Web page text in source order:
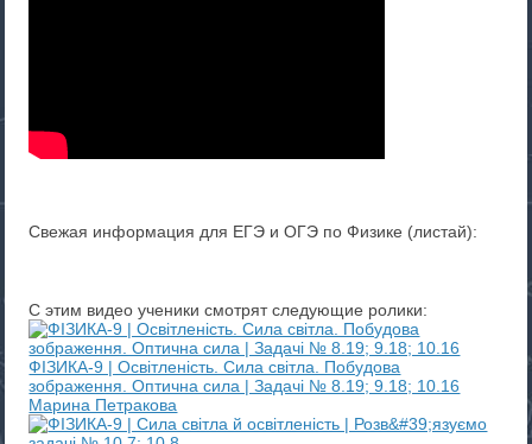
Свежая информация для ЕГЭ и ОГЭ по Физике (листай):
С этим видео ученики смотрят следующие ролики:
ФІЗИКА-9 | Освітленість. Сила світла. Побудова
зображення. Оптична сила | Задачі № 8.19; 9.18; 10.16
Марина Петракова